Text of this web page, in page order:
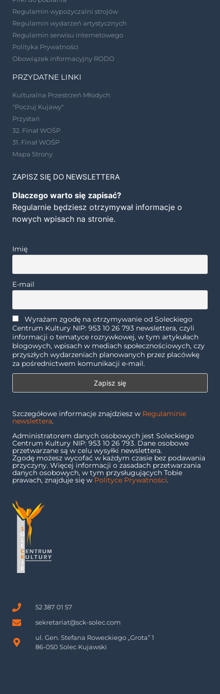
52 387 01 57
sekretariat@sck-solec.com
ul. Gen. Stefana Roweckiego „Grota” 1
86-050 Solec Kujawski
ZAPISZ SIĘ DO NEWSLETTERA
Dlaczego warto się zapisać?
Regularnie będziesz otrzymywał informacje o
nowych wpisach na stronie.
Imię
E-mail
Wyrażam zgodę na otrzymywanie od Soleckiego
Centrum Kultury NIP: 953 10 26 793 newslettera, czyli
informacji o tematyce rozrywkowej, w tym artykułach
blogowych, wpisach w mediach społecznościowych, czy
przyszłych wydarzeniach planowanych przez placówkę
za pośrednictwem komunikacji e-mail.
Szczegółowe informacje znajdziesz w Regulaminie
newslettera.
Administratorem danych osobowych jest Soleckiego
Centrum Kultury NIP: 953 10 26 793. Dane osobowe
przetwarzane są w celu wysyłki newslettera.
Zgodę możesz wycofać w każdym czasie bez podawania
przyczyny. Więcej informacji o zasadach przetwarzania
danych osobowych, w tym przysługujących Tobie
prawach, znajduje się w Polityce Prywatności.
Regulamin wypożyczalni strojów
Regulamin wydarzeń artystycznych
Regulamin serwisu internetowego
Polityka Prywatności
Obowiązek informacyjny RODO
PRZYDATNE LINKI
Kulturalna Przestrzeń Młodych
"Poczuj Kujawy"
Przystań
32. Finał WOŚP
31. Finał WOŚP
Mapa Strony